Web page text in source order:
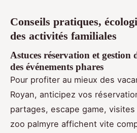
Conseils pratiques,
des activités familiales
Astuces réservation et gestion
des événements phares
Pour profiter au mieux des
Royan, anticipez vos
partages, escape game,
zoo palmyre affichent vite